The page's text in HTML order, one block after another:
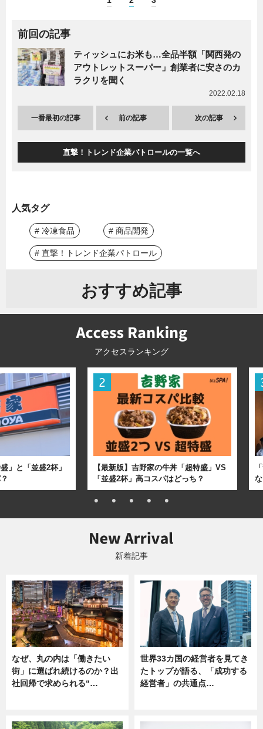
前回の記事
ティッシュにお米も…全品半額「関西発の
アウトレットスーパー」創業者に安さのカ
ラクリを聞く
2022.02.18
一番最初の記事 前の記事 次の記事
直撃！トレンド企業パトロールの一覧へ
人気タグ
# 冷凍食品 # 商品開発
# 直撃！トレンド企業パトロール
おすすめ記事
アクセスランキング
」と「並盛2杯」
【最新版】吉野家の牛丼「超特盛」VS
「並盛2杯」高コスパはどっち？
新着記事
なぜ、丸の内は「働きたい
街」に選ばれ続けるのか？出
社回帰で求められる“…
世界33カ国の経営者を見てき
たトップが語る、「成功する
経営者」の共通点…